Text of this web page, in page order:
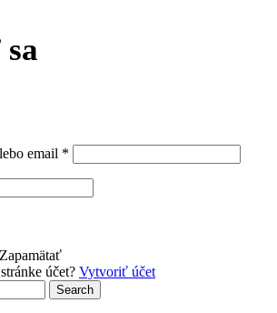
email *
Zapamätať
účet? Vytvoriť účet
Search